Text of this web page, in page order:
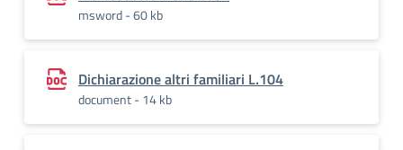
msword - 60 kb
Dichiarazione altri familiari L.104
document - 14 kb